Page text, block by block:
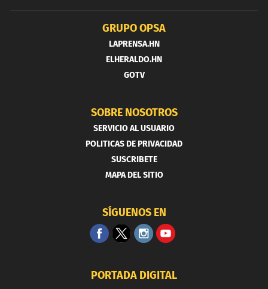
GRUPO OPSA
LAPRENSA.HN
ELHERALDO.HN
GOTV
SOBRE NOSOTROS
SERVICIO AL USUARIO
POLITICAS DE PRIVACIDAD
SUSCRIBETE
MAPA DEL SITIO
SÍGUENOS EN
PORTADA DIGITAL